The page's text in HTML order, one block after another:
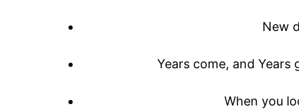
New
Years come, and
When you